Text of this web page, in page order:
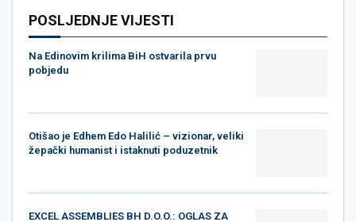
POSLJEDNJE VIJESTI
Na Edinovim krilima BiH ostvarila prvu
pobjedu
Otišao je Edhem Edo Halilić – vizionar, veliki
žepački humanist i istaknuti poduzetnik
EXCEL ASSEMBLIES BH D.O.O.: OGLAS ZA